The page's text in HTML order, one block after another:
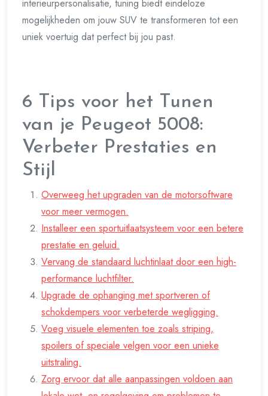
interieurpersonalisatie, tuning biedt eindeloze
mogelijkheden om jouw SUV te transformeren tot een
uniek voertuig dat perfect bij jou past.
6 Tips voor het Tunen
van je Peugeot 5008:
Verbeter Prestaties en
Stijl
Overweeg het upgraden van de motorsoftware
voor meer vermogen.
Installeer een sportuitlaatsysteem voor een betere
prestatie en geluid.
Vervang de standaard luchtinlaat door een high-
performance luchtfilter.
Upgrade de ophanging met sportveren of
schokdempers voor verbeterde wegligging.
Voeg visuele elementen toe zoals striping,
spoilers of speciale velgen voor een unieke
uitstraling.
Zorg ervoor dat alle aanpassingen voldoen aan